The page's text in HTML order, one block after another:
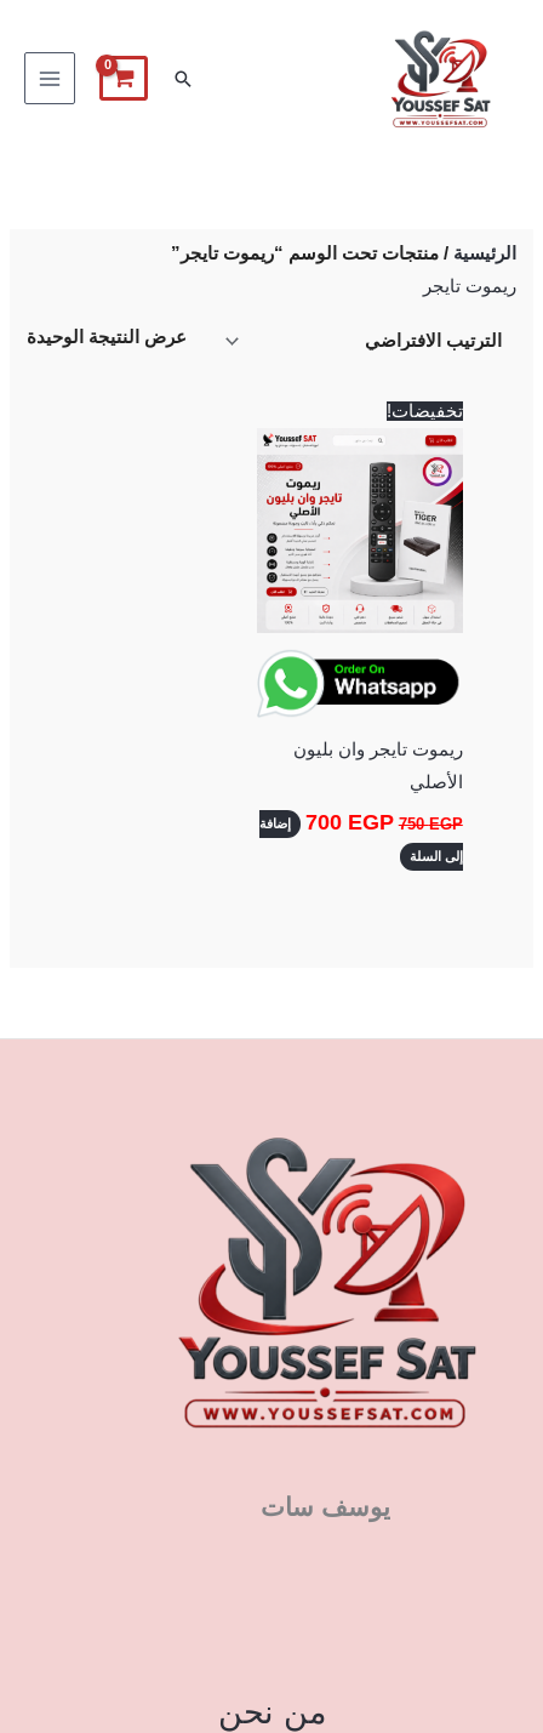
البحث
الرئيسية / منتجات تحت الوسم “ريموت تايجر”
ريموت تايجر
عرض النتيجة الوحيدة
تخفيضات!
ريموت تايجر وان بليون
الأصلي
750EGP
السعر
الأصلي
هو:
750 EGP.
700 EGP
هو:
700 EGP.
إضافة
إلى السلة
يوسف سات
من نحن